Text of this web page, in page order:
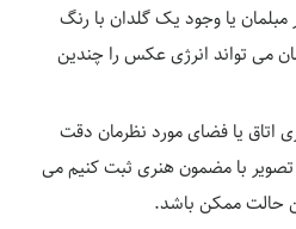
یا وجود یک گلدان با رنگ
می تواند انرژی عکس را چندین
اتاق یا فضای مورد نظرمان دقت
با مضمون هنری ثبت کنیم می
حالت ممکن باشد.